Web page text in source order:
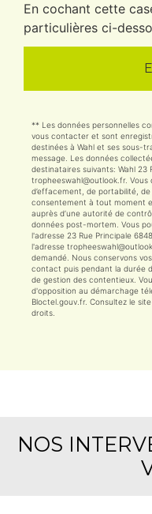
En cochant cette
particulières ci-
** Les données personnelles
vous contacter et sont
destinées à Wahl et ses sous-
message. Les données
destinataires suivants: Wahl 23
tropheeswahl@outlook.fr. Vous
d’effacement, de portabilité,
consentement à tout moment
auprès d’une autorité de
données post-mortem. Vous
l'adresse 23 Rue Principale
l'adresse
demandé. Nous conservons
contact puis pendant la durée
de gestion des contentieux.
d'opposition au démarchage
Bloctel.gouv.fr. Consultez le
droits.
NOS